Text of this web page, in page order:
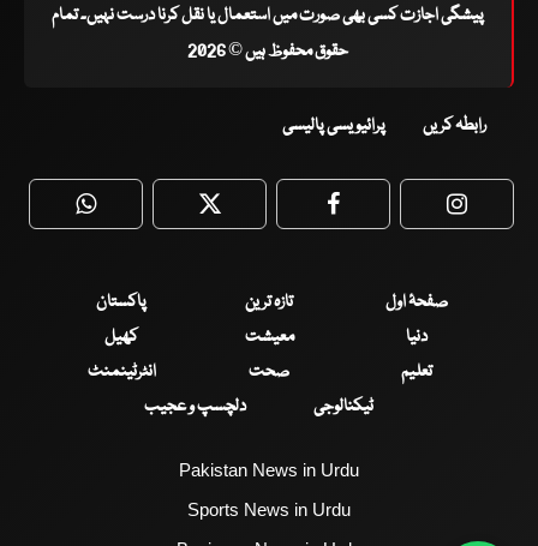
پیشگی اجازت کسی بھی صورت میں استعمال یا نقل کرنا درست نہیں۔ تمام
حقوق محفوظ ہیں © 2026
رابطہ کریں پرائیویسی پالیسی
WhatsApp Twitter Facebook
صفحۂ اول تازہ ترین
پاکستان
دنیا
معیشت
کھیل
تعلیم
صحت
انٹرٹینمنٹ
ٹیکنالوجی
دلچسپ و عجیب
Pakistan News in Urdu
Sports News in Urdu